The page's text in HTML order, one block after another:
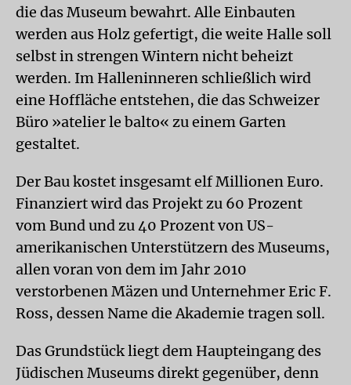
die das Museum bewahrt. Alle Einbauten
werden aus Holz gefertigt, die weite Halle soll
selbst in strengen Wintern nicht beheizt
werden. Im Halleninneren schließlich wird
eine Hoffläche entstehen, die das Schweizer
Büro »atelier le balto« zu einem Garten
gestaltet.
Der Bau kostet insgesamt elf Millionen Euro.
Finanziert wird das Projekt zu 60 Prozent
vom Bund und zu 40 Prozent von US-
amerikanischen Unterstützern des Museums,
allen voran von dem im Jahr 2010
verstorbenen Mäzen und Unternehmer Eric F.
Ross, dessen Name die Akademie tragen soll.
Das Grundstück liegt dem Haupteingang des
Jüdischen Museums direkt gegenüber, denn